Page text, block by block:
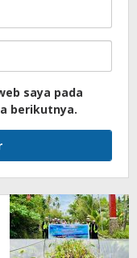
saya pada
berikutnya.